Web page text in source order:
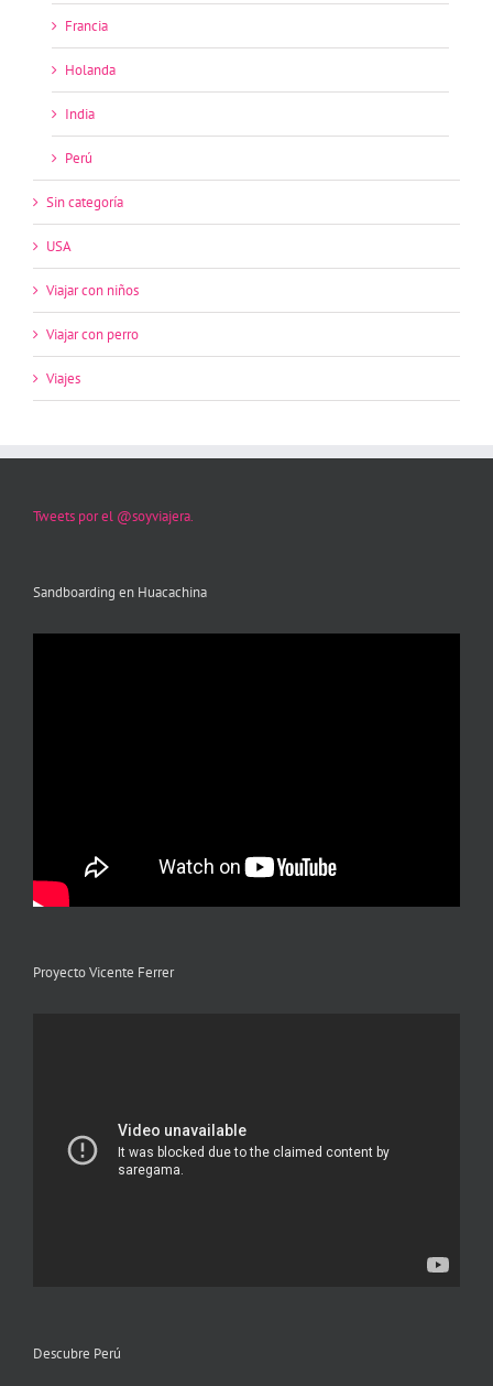
Francia
Holanda
India
Perú
Sin categoría
USA
Viajar con niños
Viajar con perro
Viajes
Tweets por el @soyviajera.
Sandboarding en Huacachina
Proyecto Vicente Ferrer
Descubre Perú